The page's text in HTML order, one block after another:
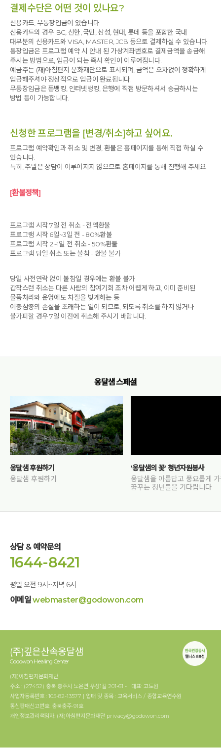
결제수단은 어떤 것이 있나요?
신용카드, 무통장입금이 있습니다.
신용카드의 경우 BC, 신한, 국민, 삼성, 현대, 롯데 등을 포함한 국내
대부분의 신용카드와 VISA, MASTER, JCB 등으로 결제하실 수 있습니다.
통장입금은 프로그램 예약 시 안내 된 가상계좌번호로 결제금액을 송금해
주시는 방법으로, 입금이 되는 즉시 확인이 이루어집니다.
예금주는 (재)아침편지 문화재단으로 표시되며, 금액은 오차없이 정확하게
입금해주셔야 정상적으로 입금이 완료됩니다.
무통장입금은 폰뱅킹, 인터넷뱅킹, 은행에 직접 방문하셔서 송금하시는
방법 등이 가능합니다.
신청한 프로그램을 [변경/취소]하고 싶어요.
프로그램 예약확인과 취소 및 변경, 환불은 홈페이지를 통해 직접 하실 수
있습니다.
특히, 주말은 상담이 이루어지지 않으므로 홈페이지를 통해 진행해 주세요.
[환불정책]
프로그램 시작 7일 전 취소 - 전액환불
프로그램 시작 6일~3일 전 - 80%환불
프로그램 시작 2~1일 전 취소 - 50%환불
프로그램 당일 취소 또는 불참 - 환불 불가
당일 사전연락 없이 불참일 경우에는 환불 불가
갑작스런 취소는 다른 사람의 참여기회 조차 어렵게 하고, 이미 준비된
물품처리와 운영에도 차질을 빚게하는 등
이중삼중의 손실을 초래하는 일이 되므로, 되도록 취소를 하지 않거나
불가피할 경우 7일 이전에 취소해 주시기 바랍니다.
옹달샘 스페셜
옹달샘 후원하기
옹달샘 후원하기
'옹달샘의 꽃' 청년자원봉사
옹달샘을 아름답고 풍요롭게
꿈꾸는 청년들을 기다립니다
상담 & 예약문의
1644-8421
평일 오전 9시~저녁 6시
이메일webmaster@godowon.com
(주)깊은산속옹달샘
Godowon Healing Center
(재)아침편지문화재단
주소 : (27452) 충북 충주시 노은면 우성1길 201-61 - | 대표: 고도원
사업자등록번호 : 105-82-13577 | 업태 및 종목 : 교육서비스 / 종합교육연수원
통신판매신고번호: 충북충주-91호
개인정보관리책임자: (재)아침편지문화재단 privacy@godowon.com